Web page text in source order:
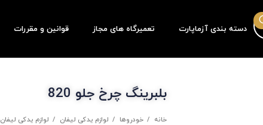
دسته بندی آزماپارت تعمیرگاه های مجاز قوانین و مقررات
بلبرینگ چرخ جلو 820
خانه خودروها لوازم یدکی لیفان لوازم یدکی لیفان 820